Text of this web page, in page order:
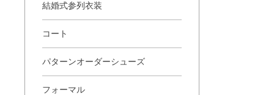
結婚式参列衣装
コート
パターンオーダーシューズ
フォーマル